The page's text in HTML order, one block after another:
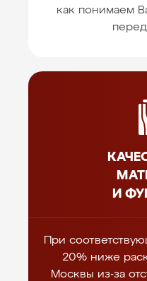
как понимаем
И
При
20% ниже
Москвы из-за